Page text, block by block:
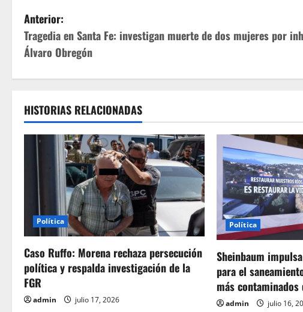
N
a
v
g
n
d
e
Anterior:
Tragedia en Santa Fe: investigan muerte de dos mujeres por
Álvaro Obregón
HISTORIAS RELACIONADAS
Política
Caso Ruffo: Morena rechaza persecución
política y respalda investigación de la
FGR
admin julio 17, 2026
Política
Sheinbaum
para el
más contaminados
admin julio 16,